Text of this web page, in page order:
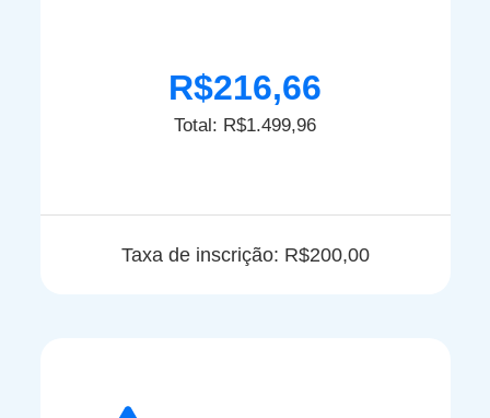
R$216,66
Total: R$1.499,96
Taxa de inscrição: R$200,00